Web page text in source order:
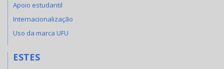
Apoio estudantil
Internacionalização
Uso da marca UFU
ESTES